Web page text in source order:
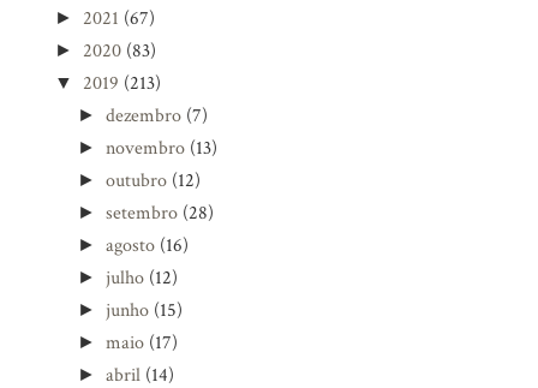
► 2021 (67)
► 2020 (83)
▼ 2019 (213)
►dezembro (7)
►novembro (13)
►outubro (12)
►setembro (28)
►agosto (16)
► julho (12)
► junho (15)
►maio (17)
►abril (14)